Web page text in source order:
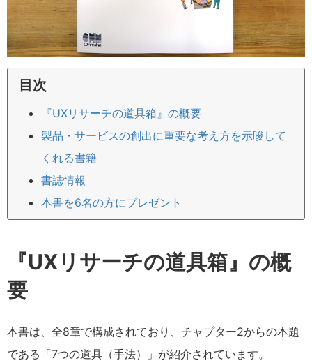
目次
『UXリサーチの道具箱』の概要
製品・サービスの創出に重要な考え方を示唆して
くれる書籍
書誌情報
本書を6名の方にプレゼント
『UXリサーチの道具箱』の概
要
本書は、全8章で構成されており、チャプター2からの本題
である「7つの道具（手法）」が紹介されています。